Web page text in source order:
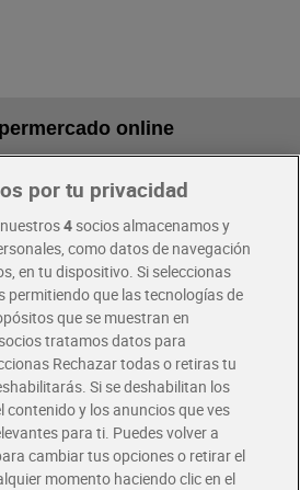
online
superiores a 100€
o Uber Eats
exclusivas.
por tu privacidad
4socios almacenamos y
como datos de navegación
en tu dispositivo. Si seleccionas
permitiendo que las tecnologías de
que se muestran en
tratamos datos para
Rechazar todas o retiras tu
Si se deshabilitan los
contenido y los anuncios que ves
para ti. Puedes volver a
cambiar tus opciones o retirar el
momento haciendo clic en el